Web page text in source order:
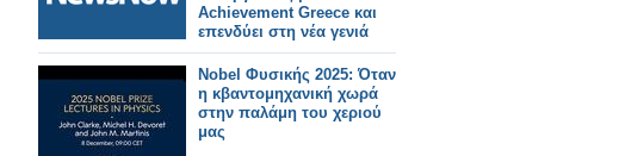
Achievement Greece και
επενδύει στη νέα γενιά
Nobel Φυσικής 2025: Όταν
η κβαντομηχανική χωρά
στην παλάμη του χεριού
μας